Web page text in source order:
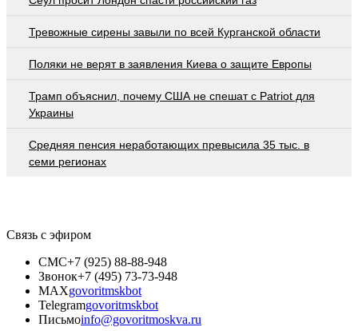
Тревожные сирены завыли по всей Курганской области
Поляки не верят в заявления Киева о защите Европы
Трамп объяснил, почему США не спешат с Patriot для
Украины
Средняя пенсия неработающих превысила 35 тыс. в
семи регионах
Связь с эфиром
СМС+7 (925) 88-88-948
Звонок+7 (495) 73-73-948
MAXgovoritmskbot
Telegramgovoritmskbot
Письмоinfo@govoritmoskva.ru